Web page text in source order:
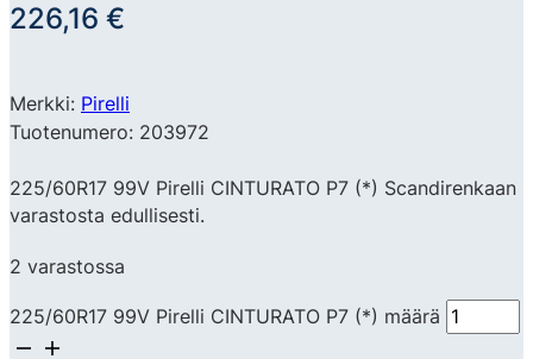
226,16 €
Merkki: Pirelli
Tuotenumero: 203972
225/60R17 99V Pirelli CINTURATO P7 (*) Scandirenkaan
varastosta edullisesti.
2 varastossa
225/60R17 99V Pirelli CINTURATO P7 (*) määrä